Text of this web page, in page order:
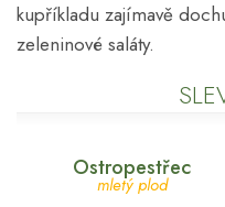
kupříkladu zajímavě
zeleninové saláty.
Ostropestřec
mletý plod